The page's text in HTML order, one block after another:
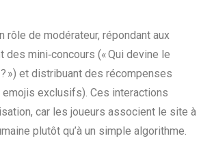
rôle de modérateur, répondant aux
des mini‑concours (« Qui devine le
») et distribuant des récompenses
exclusifs). Ces interactions
car les joueurs associent le site à
plutôt qu’à un simple algorithme.